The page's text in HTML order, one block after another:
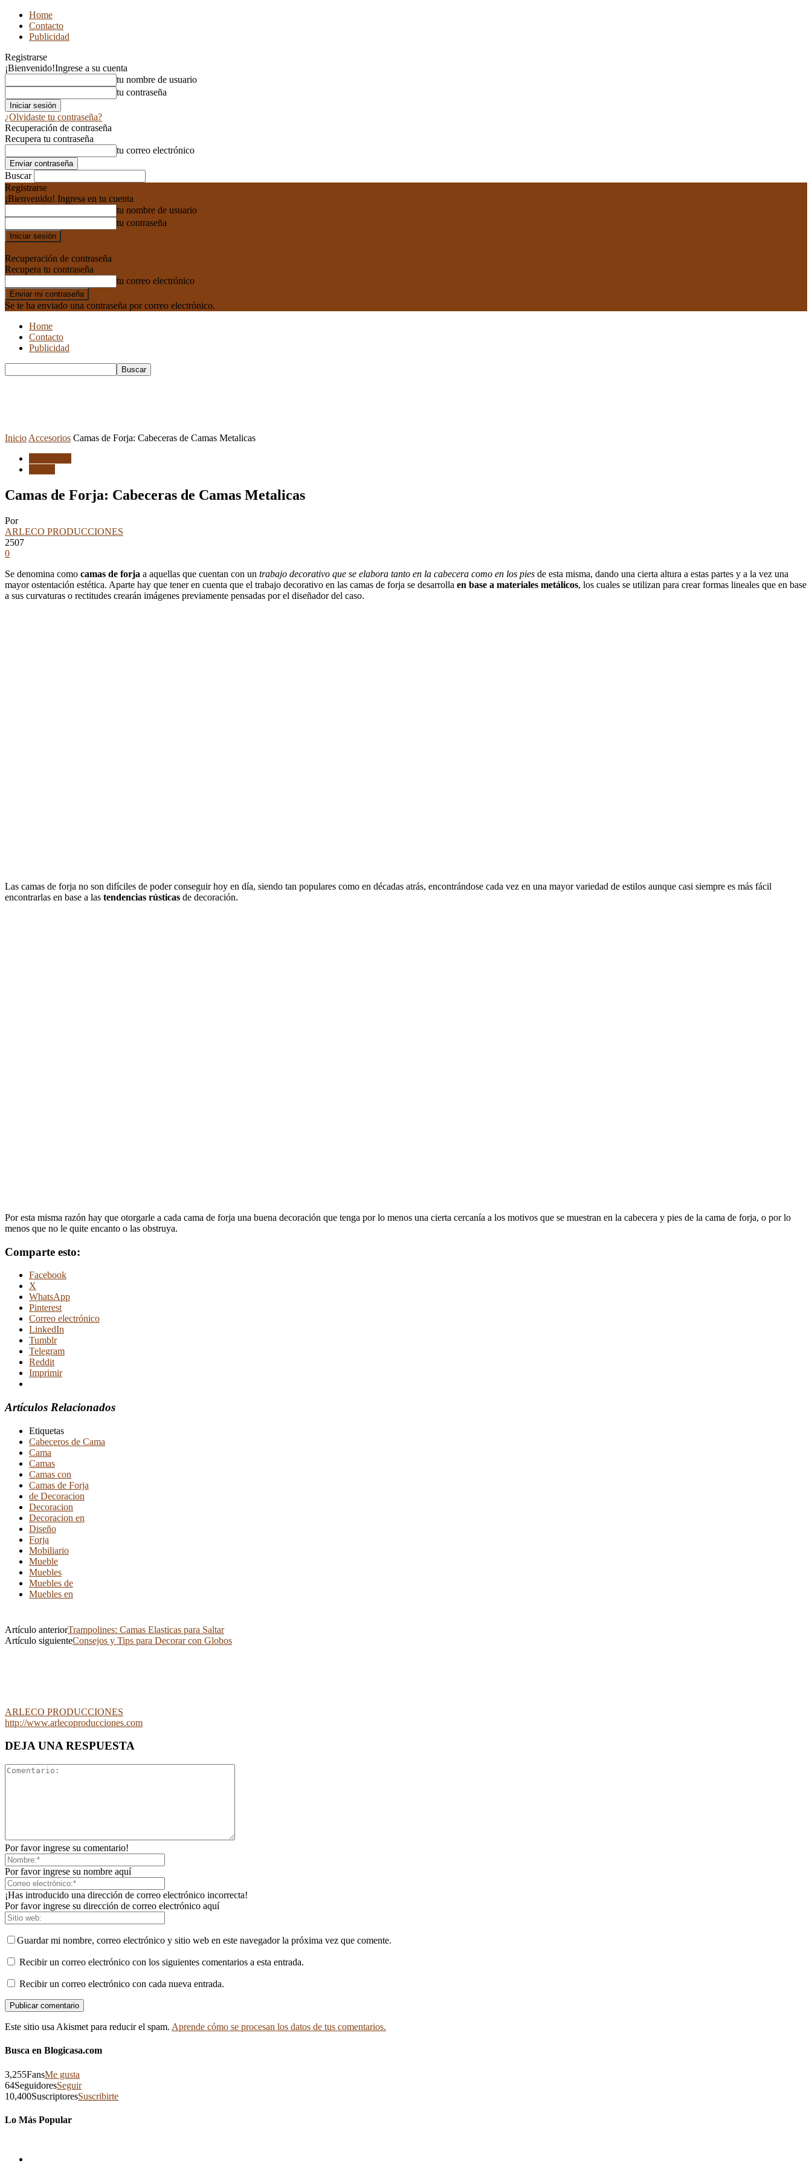
Home
Contacto
Publicidad
Registrarse
¡Bienvenido!Ingrese a su cuenta
tu nombre de usuario
tu contraseña
¿Olvidaste tu contraseña?
Recuperación de contraseña
Recupera tu contraseña
tu correo electrónico
Buscar
Registrarse
¡Bienvenido! Ingresa en tu cuenta
tu nombre de usuario
tu contraseña
Recuperación de contraseña
Recupera tu contraseña
tu correo electrónico
Se te ha enviado una contraseña por correo electrónico.
Home
Contacto
Publicidad
Inicio Accesorios Camas de Forja: Cabeceras de Camas Metalicas
Camas de Forja: Cabeceras de Camas Metalicas
Por
ARLECO PRODUCCIONES
2507
0
Se denomina como camas de forja a aquellas que cuentan con un trabajo decorativo que se elabora tanto en la cabecera como en los pies de esta misma, dando una cierta altura a estas partes y a la vez una
mayor ostentación estética. Aparte hay que tener en cuenta que el trabajo decorativo en las camas de forja se desarrolla en base a materiales metálicos, los cuales se utilizan para crear formas lineales que en base
a sus curvaturas o rectitudes crearán imágenes previamente pensadas por el diseñador del caso.
Las camas de forja no son difíciles de poder conseguir hoy en día, siendo tan populares como en décadas atrás, encontrándose cada vez en una mayor variedad de estilos aunque casi siempre es más fácil
encontrarlas en base a las tendencias rústicas de decoración.
Por esta misma razón hay que otorgarle a cada cama de forja una buena decoración que tenga por lo menos una cierta cercanía a los motivos que se muestran en la cabecera y pies de la cama de forja, o por lo
menos que no le quite encanto o las obstruya.
Comparte esto:
Facebook
X
WhatsApp
Pinterest
Correo electrónico
LinkedIn
Tumblr
Telegram
Reddit
Imprimir
Artículos Relacionados
Etiquetas
Cabeceros de Cama
Cama
Camas
Camas con
Camas de Forja
de Decoracion
Decoracion
Decoracion en
Diseño
Forja
Mobiliario
Mueble
Muebles
Muebles de
Muebles en
Artículo anteriorTrampolines: Camas Elasticas para Saltar
Artículo siguienteConsejos y Tips para Decorar con Globos
ARLECO PRODUCCIONES
http://www.arlecoproducciones.com
DEJA UNA RESPUESTA
Por favor ingrese su comentario!
Por favor ingrese su nombre aquí
¡Has introducido una dirección de correo electrónico incorrecta!
Por favor ingrese su dirección de correo electrónico aquí
Guardar mi nombre, correo electrónico y sitio web en este navegador la próxima vez que comente.
Recibir un correo electrónico con los siguientes comentarios a esta entrada.
Recibir un correo electrónico con cada nueva entrada.
Este sitio usa Akismet para reducir el spam. Aprende cómo se procesan los datos de tus comentarios.
Busca en Blogicasa.com
3,255FansMe gusta
64SeguidoresSeguir
10,400SuscriptoresSuscribirte
Lo Más Popular